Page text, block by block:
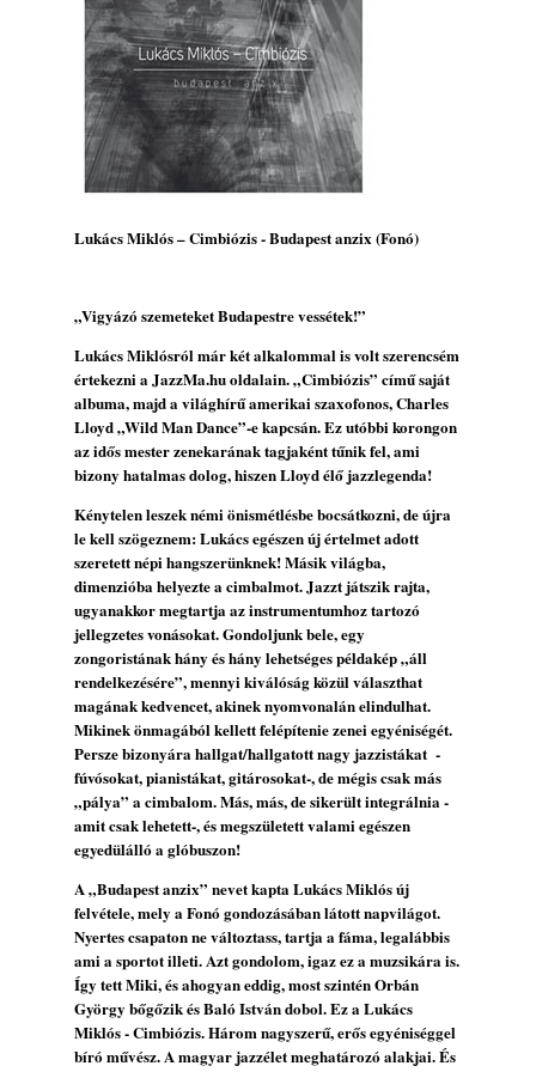
2026. augusztus 05.
Jazz-rock albumok 1983-ból - John Scofield
„Out like a Light”
2026. augusztus 05.
Jazz-rock albumok 1982-ből - John Scofield
„Shinola”
2026. augusztus 04.
Kikkel beszéltem 2.0 – 5. rész: D
rész: Irving Ashby – Memoirs
10 éve halt meg lapunk főszerkesztő-
helyettese, Csányi Attila
2026. augusztus 04.
45 éve történt… Jazz-rock albumok 1981-
2026. augusztus 03.
Jazz a Márványteremben – Mizar (2008.
január 4.)
2026. augusztus 03.
Gondolataim - 2026 (XI. évfolyam - 8. rész)
2026. augusztus 02.
A 21. században meghalt magyar jazz
muzsikusok – 109. rész: (Dr.) Borissza Géza
2026. augusztus 02.
Exkluzív interjú Bóna Lászlóval
2026. augusztus 01.
Ma 40 éves Gyarmati Gábor és 54 éves
Florian Ross
2026. augusztus 01.
Vér, tornádó és jazz – megjelent a Daveform
Quintet és Kurt Rosenwinkel közös
lemezének új előfutára, a Sharknado
2026. július 31.
Magyar jazzmuzsikus szülők és zenész
Lukács Miklós – Cimbiózis - Budapest anzix (Fonó)
„Vigyázó szemeteket Budapestre vessétek!”
Lukács Miklósról már két alkalommal is volt szerencsém
értekezni a JazzMa.hu oldalain. „Cimbiózis” című saját
albuma, majd a világhírű amerikai szaxofonos, Charles
Lloyd „Wild Man Dance”-e kapcsán. Ez utóbbi korongon
az idős mester zenekarának tagjaként tűnik fel, ami
bizony hatalmas dolog, hiszen Lloyd élő jazzlegenda!
Kénytelen leszek némi önismétlésbe bocsátkozni, de újra
le kell szögeznem: Lukács egészen új értelmet adott
szeretett népi hangszerünknek! Másik világba,
dimenzióba helyezte a cimbalmot. Jazzt játszik rajta,
ugyanakkor megtartja az instrumentumhoz tartozó
jellegzetes vonásokat. Gondoljunk bele, egy
zongoristának hány és hány lehetséges példakép „áll
rendelkezésére”, mennyi kiválóság közül választhat
magának kedvencet, akinek nyomvonalán elindulhat.
Mikinek önmagából kellett felépítenie zenei egyéniségét.
Persze bizonyára hallgat/hallgatott nagy jazzistákat -
fúvósokat, pianistákat, gitárosokat-, de mégis csak más
„pálya” a cimbalom. Más, más, de sikerült integrálnia -
amit csak lehetett-, és megszületett valami egészen
egyedülálló a glóbuszon!
A „Budapest anzix” nevet kapta Lukács Miklós új
felvétele, mely a Fonó gondozásában látott napvilágot.
Nyertes csapaton ne változtass, tartja a fáma, legalábbis
ami a sportot illeti. Azt gondolom, igaz ez a muzsikára is.
Így tett Miki, és ahogyan eddig, most szintén Orbán
György bőgőzik és Baló István dobol. Ez a Lukács
Miklós - Cimbiózis. Három nagyszerű, erős egyéniséggel
bíró művész. A magyar jazzélet meghatározó alakjai. És